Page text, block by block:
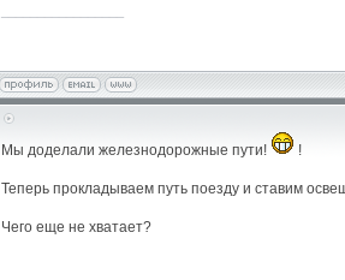
Мы доделали железнодорожные пути! !
Теперь прокладываем путь поезду и ставим
Чего еще не хватает?